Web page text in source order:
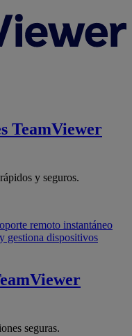
TeamViewer
y seguros.
remoto instantáneo
gestiona dispositivos
seguras.